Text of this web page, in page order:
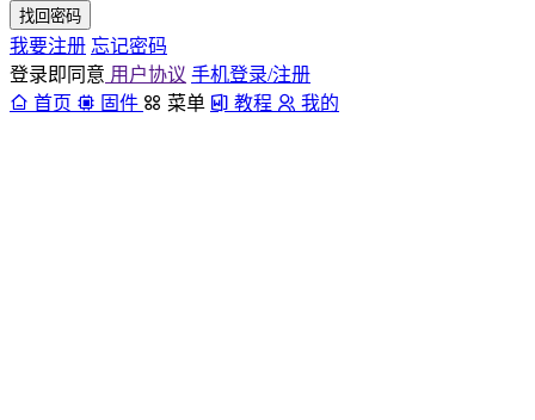
找回密码
我要注册 忘记密码
登录即同意 用户协议 手机登录/注册
首页
固件 菜单 教程 我的